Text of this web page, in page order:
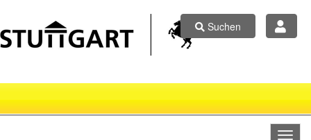
Suchen